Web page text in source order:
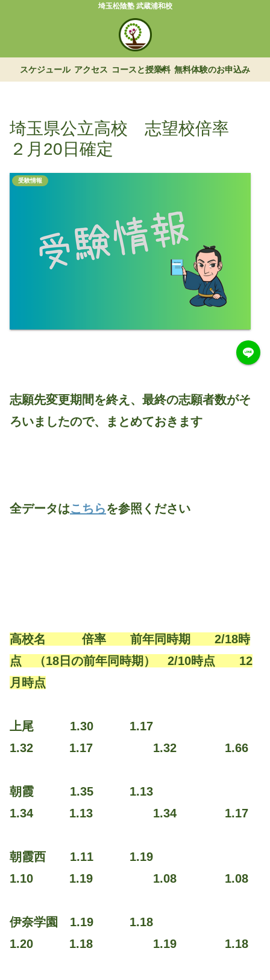
埼玉松陰塾 武蔵浦和校
スケジュール アクセス コースと授業料 無料体験のお申込み
埼玉県公立高校 志望校倍率
２月20日確定
受験情報
志願先変更期間を終え、最終の志願者数がそ
ろいましたので、まとめておきます
全データはこちらを参照ください
高校名 倍率 前年同時期 2/18時
点 （18日の前年同時期） 2/10時点 12
月時点
上尾 1.30 1.17
1.32 1.17 1.32 1.66
朝霞 1.35 1.13
1.34 1.13 1.34 1.17
朝霞西 1.11 1.19
1.10 1.19 1.08 1.08
伊奈学園 1.19 1.18
1.20 1.18 1.19 1.18